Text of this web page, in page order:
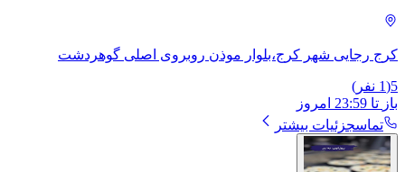
کرج رجایی شهر کرج،بلوار موذن روبروی اصلی گوهردشت
5
(
1 نفر)
باز تا 23:59 امروز
تماسجزئیات بیشتر